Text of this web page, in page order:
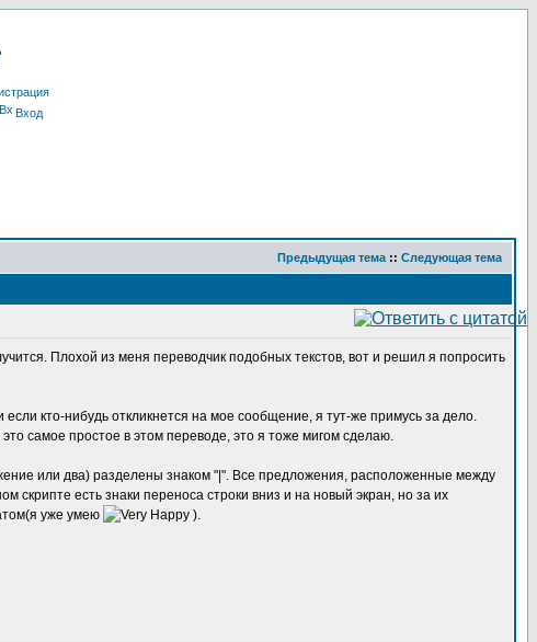
Вход
Предыдущая тема :: Следующая тема
Плохой из меня переводчик подобных текстов, вот и решил я попросить
кто-нибудь откликнется на мое сообщение, я тут-же примусь за дело.
самое простое в этом переводе, это я тоже мигом сделаю.
или два) разделены знаком "|". Все предложения, расположенные между
скрипте есть знаки переноса строки вниз и на новый экран, но за их
уже умею
).